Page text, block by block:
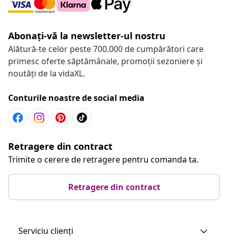
Abonați-vă la newsletter-ul nostru
Alătură-te celor peste 700.000 de cumpărători care
primesc oferte săptămânale, promoții sezoniere și
noutăți de la vidaXL.
Conturile noastre de social media
Retragere din contract
Trimite o cerere de retragere pentru comanda ta.
Retragere din contract
Serviciu clienți